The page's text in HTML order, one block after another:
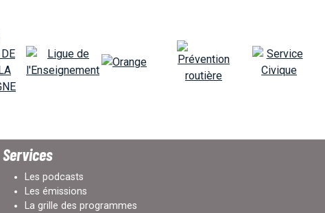
Services
Les podcasts
Les émissions
La grille des programmes